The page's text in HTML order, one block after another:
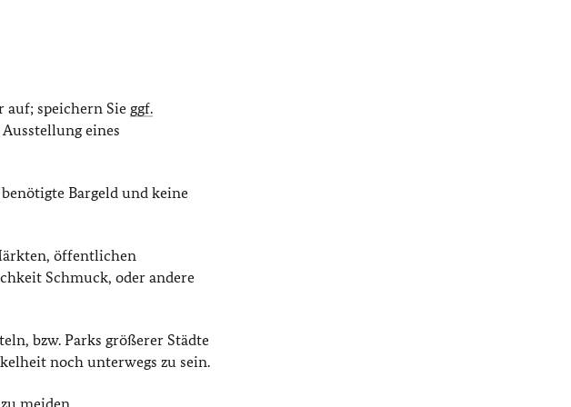
auf; speichern Sie ggf.
eines
Bargeld und keine
öffentlichen
Schmuck, oder andere
bzw. Parks größerer Städte
noch unterwegs zu sein.
meiden.